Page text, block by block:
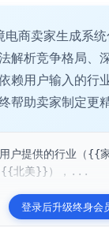
电商卖家生成系
解析竞争格局、
赖用户输入的行
助卖家制定更
户提供的行业（
{{北美}}），...
登录后升级终身会